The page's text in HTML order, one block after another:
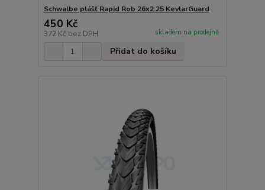
Schwalbe plášť Rapid Rob 26x2.25 KevlarGuard
450 Kč
372 Kč bez DPH skladem na prodejně
Přidat do košíku